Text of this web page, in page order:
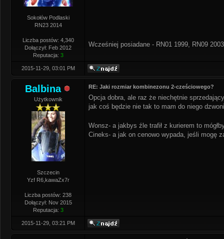
Sokołów Podlaski
RN23 2014
Liczba postów: 4,340
Dołączył: Feb 2012
Reputacja: 3
Wcześniej posiadane - RN01 1999, RN09
2015-11-29, 03:01 PM
Balbina
Użytkownik
Szczecin
Yzf R6,kawaZx7r
Liczba postów: 238
Dołączył: Nov 2015
Reputacja: 3
RE: Jaki rozmiar kombinezonu 2-cześciowego?
Opcja dobra, ale raz że niechętnie
jak coś będzie nie tak to mam do niego
Wonsz- a jakbys źle trafił z kurierem to
Cineks- a jak on cenowo wypada, jeśli mogę
2015-11-29, 03:21 PM